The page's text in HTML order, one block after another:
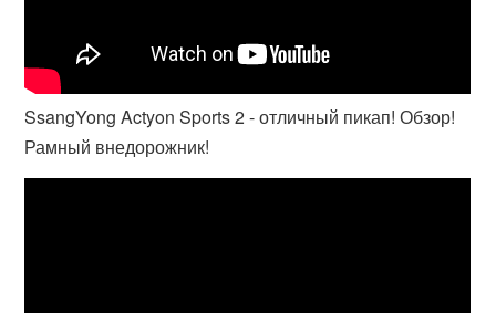
SsangYong Actyon Sports 2 - отличный пикап! Обзор!
Рамный внедорожник!